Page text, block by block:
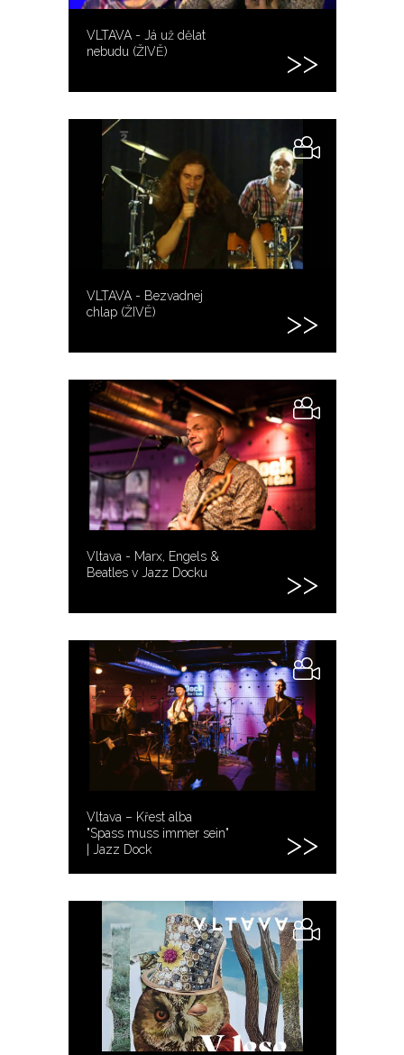
VLTAVA - Já už dělat
nebudu (ŽIVĚ)
VLTAVA - Bezvadnej
chlap (ŽIVĚ)
Vltava - Marx, Engels &
Beatles v Jazz Docku
Vltava – Křest alba
"Spass muss immer sein"
| Jazz Dock